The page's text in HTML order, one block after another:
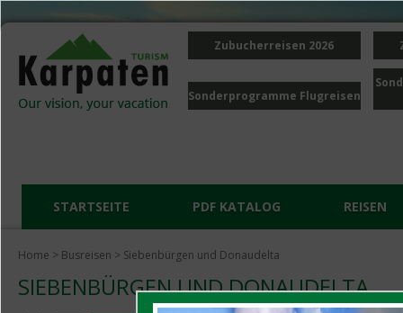
Zubucherreisen 2026
Sonderprogramme Flugreisen
STARTSEITE PDF KATALOG REISEN
Home > Busreisen > Siebenbürgen und Donaudelta
SIEBENBÜRGEN UND DONAUDELTA